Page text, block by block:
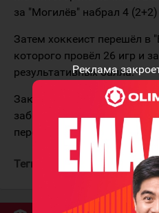
Реклама
за "Могилёв" набрал 4 (2+2)
Затем хоккеист перешёл в
которого провёл 26 игр и
результативных балла.
Заканчивал сезон в
забросил две шайбы и
передачи.
Теги: Стулов Дмитрий